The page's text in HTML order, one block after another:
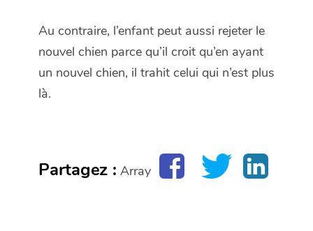
Au contraire, l’enfant peut aussi rejeter le
nouvel chien parce qu’il croit qu’en ayant
un nouvel chien, il trahit celui qui n’est plus
là.
Partagez : Array